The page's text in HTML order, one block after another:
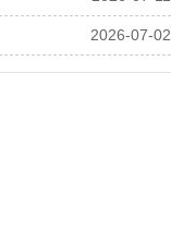
2026-07-02